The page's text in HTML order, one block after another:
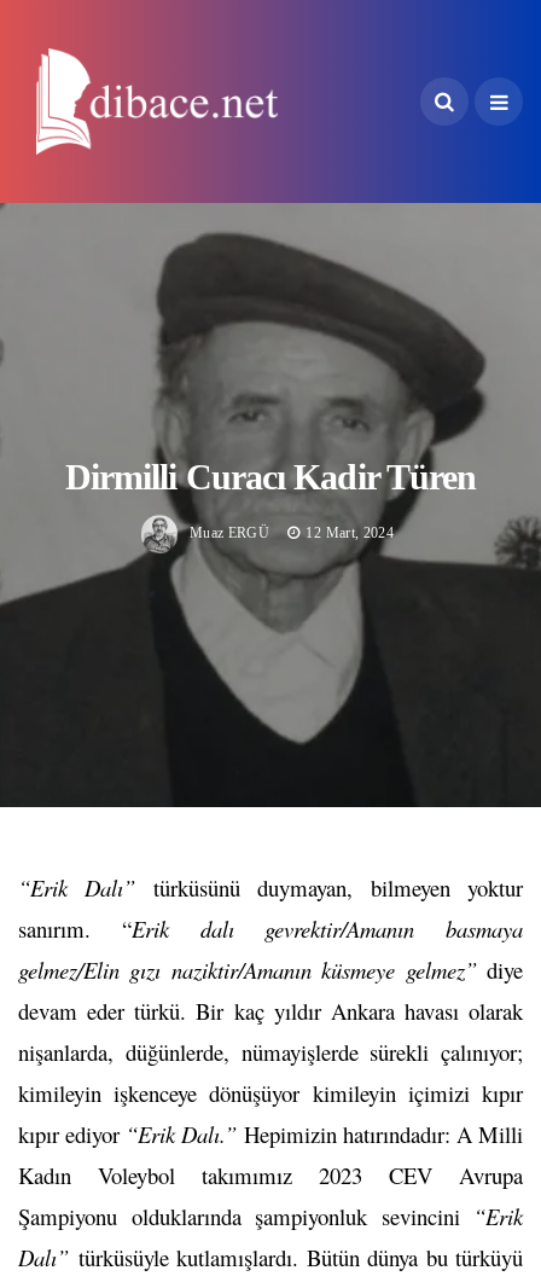
Dirmilli Curacı Kadir Türen
Muaz ERGÜ 12 Mart, 2024
“Erik Dalı” türküsünü duymayan, bilmeyen yoktur
sanırım. “Erik dalı gevrektir/Amanın basmaya
gelmez/Elin gızı naziktir/Amanın küsmeye gelmez” diye
devam eder türkü. Bir kaç yıldır Ankara havası olarak
nişanlarda, düğünlerde, nümayişlerde sürekli çalınıyor;
kimileyin işkenceye dönüşüyor kimileyin içimizi kıpır
kıpır ediyor “Erik Dalı.” Hepimizin hatırındadır: A Milli
Kadın Voleybol takımımız 2023 CEV Avrupa
Şampiyonu olduklarında şampiyonluk sevincini “Erik
Dalı” türküsüyle kutlamışlardı. Bütün dünya bu türküyü